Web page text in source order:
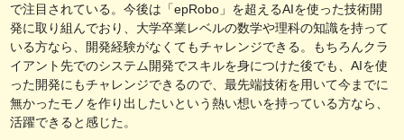
で注目されている。今後は「epRobo」を超えるAIを使った技術開
発に取り組んでおり、大学卒業レベルの数学や理科の知識を持って
いる方なら、開発経験がなくてもチャレンジできる。もちろんクラ
イアント先でのシステム開発でスキルを身につけた後でも、AIを使
った開発にもチャレンジできるので、最先端技術を用いて今までに
無かったモノを作り出したいという熱い想いを持っている方なら、
活躍できると感じた。